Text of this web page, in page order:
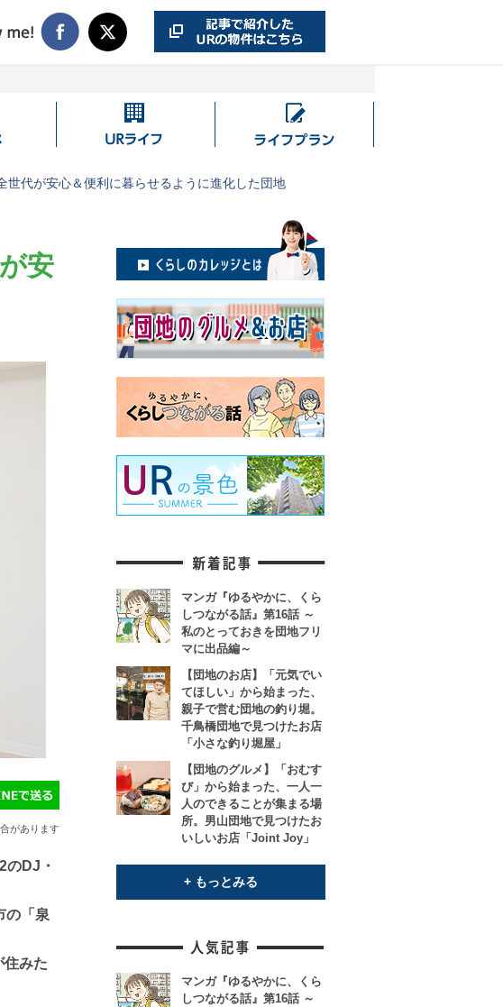
UR
イ
ラ
ラ
ン
世代が安心＆便利に暮らせるように進化した団地
安
があります
DJ・
の「泉
住みた
マンガ『ゆるやかに、くら
しつながる話』第16話 ～
私のとっておきを団地フリ
マに出品編～
【団地のお店】「元気でい
てほしい」から始まった、
親子で営む団地の釣り堀。
千鳥橋団地で見つけたお店
「小さな釣り堀屋」
【団地のグルメ】「おむす
び」から始まった、一人一
人のできることが集まる場
所。男山団地で見つけたお
いしいお店「Joint Joy」
+ もっとみる
マンガ『ゆるやかに、くら
しつながる話』第16話 ～